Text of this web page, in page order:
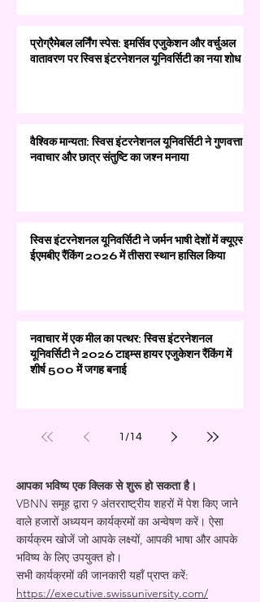
प्रोग्रैमेबल लर्निंग स्पेस: इमर्सिव एजुकेशन और वर्चुअल
वातावरण पर स्विस इंटरनेशनल यूनिवर्सिटी का नया शोध
वैश्विक मान्यता: स्विस इंटरनेशनल यूनिवर्सिटी ने गुणवत्ता,
नवाचार और छात्र संतुष्टि का जश्न मनाया
स्विस इंटरनेशनल यूनिवर्सिटी ने जर्मन भाषी देशों में क्यूएस
ईएमबीए रैंकिंग 2026 में तीसरा स्थान हासिल किया
नवाचार में एक मील का पत्थर: स्विस इंटरनेशनल
यूनिवर्सिटी ने 2026 टाइम्स हायर एजुकेशन रैंकिंग में
शीर्ष 500 में जगह बनाई
1 /14
आपका भविष्य एक क्लिक से शुरू हो सकता है।
VBNN समूह द्वारा 9 अंतरराष्ट्रीय शहरों में पेश किए जाने
वाले हजारों अध्ययन कार्यक्रमों का अन्वेषण करें। ऐसा
कार्यक्रम खोजें जो आपके लक्ष्यों, आपकी भाषा और आपके
भविष्य के लिए उपयुक्त हो।
सभी कार्यक्रमों की जानकारी यहाँ प्राप्त करें:
https://executive.swissuniversity.com/